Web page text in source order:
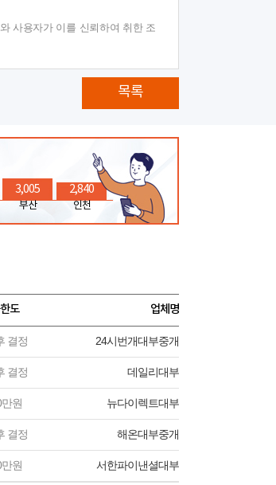
사용자가 이를 신뢰하여 취한 조
목록
3,005
부산
2,840
인천
도 업체명
결정 24시번개대부중개
결정 데일리대부
원 뉴다이렉트대부
결정 해온대부중개
원 서한파이낸셜대부